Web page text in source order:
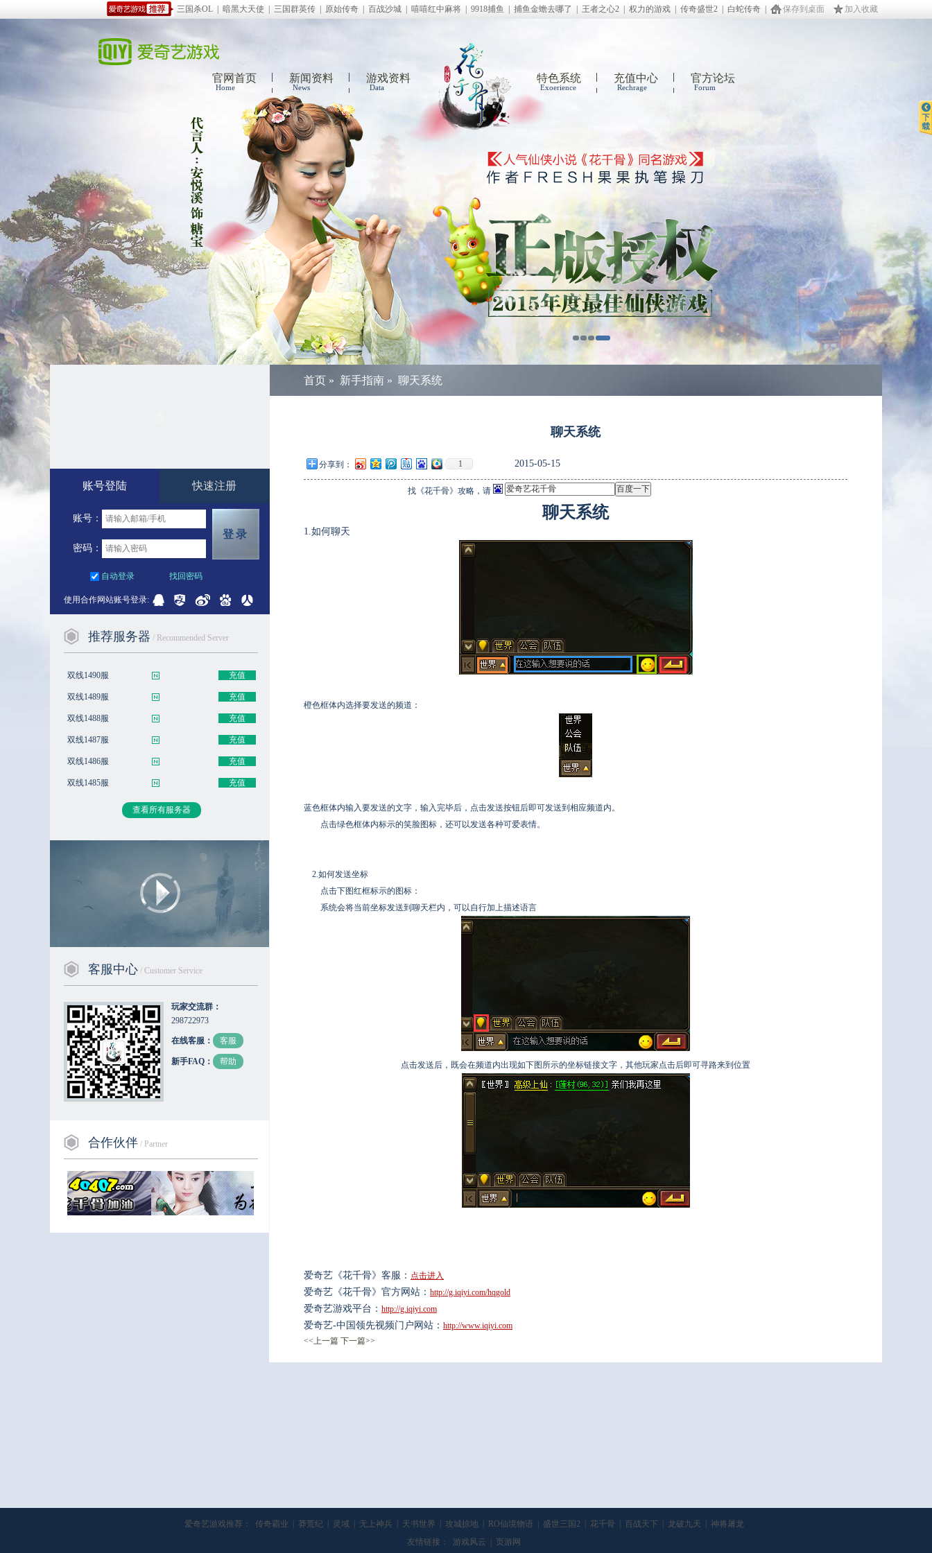
三国杀OL 暗黑大天使 三国群英传 原始传奇 百战沙城 嘻嘻红中麻将 9918捕鱼 捕鱼金蟾去哪了 王者之心2 权力的游戏 传奇盛世2 白蛇传奇 保存到桌面 加入收藏
官网首页
Home
新闻资料
News
游戏资料
Data
特色系统
Exoerience
充值中心
Rechrage
官方论坛
Forum
首页 » 新手指南 » 聊天系统
聊天系统
分享到： 1 2015-05-15
找《花千骨》攻略，请
聊天系统
1.如何聊天
橙色框体内选择要发送的频道：
蓝色框体内输入要发送的文字，输入完毕后，点击发送按钮后即可发送到相应频道内。
点击绿色框体内标示的笑脸图标，还可以发送各种可爱表情。
2.如何发送坐标
点击下图红框标示的图标：
系统会将当前坐标发送到聊天栏内，可以自行加上描述语言
点击发送后，既会在频道内出现如下图所示的坐标链接文字，其他玩家点击后即可寻路来到位置
爱奇艺《花千骨》客服： 点击进入
爱奇艺《花千骨》官方网站： http://g.iqiyi.com/hqgold
爱奇艺游戏平台： http://g.iqiyi.com
爱奇艺-中国领先视频门户网站： http://www.iqiyi.com
<<上一篇 下一篇>>
账号登陆 快速注册
账号：
密码：
自动登录 找回密码
登录
使用合作网站账号登录:
推荐服务器 / Recommended Server
双线1490服 充值
双线1489服 充值
双线1488服 充值
双线1487服 充值
双线1486服 充值
双线1485服 充值
查看所有服务器
客服中心 / Customer Service
玩家交流群：
298722973
在线客服： 客服
新手FAQ： 帮助
合作伙伴 / Partner
爱奇艺游戏推荐： 传奇霸业 莽荒纪 灵域 无上神兵 天书世界 攻城掠地 RO仙境物语 盛世三国2 花千骨 百战天下 龙破九天
神将屠龙
友情链接：
游戏风云 页游网